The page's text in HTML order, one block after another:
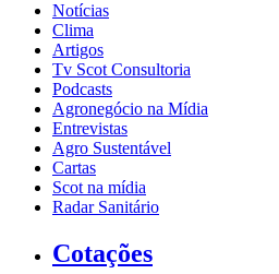
Notícias
Clima
Artigos
Tv Scot Consultoria
Podcasts
Agronegócio na Mídia
Entrevistas
Agro Sustentável
Cartas
Scot na mídia
Radar Sanitário
Cotações